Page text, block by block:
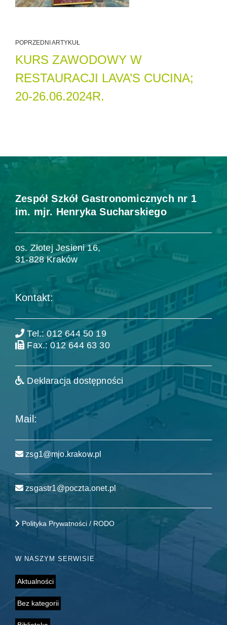
POPRZEDNI ARTYKUŁ
KURS ZAWODOWY W
RESTAURACJI LAVA’S CUCINA;
20-26.06.2024R.
Zespół Szkół Gastronomicznych nr 1
im. mjr. Henryka Sucharskiego
os. Złotej Jesieni 16,
31-828 Kraków
Kontakt:
Tel.: 012 644 50 19
Fax.: 012 644 63 30
Deklaracja dostępności
Mail:
zsg1@mjo.krakow.pl
zsgastr1@poczta.onet.pl
Polityka Prywatności / RODO
W NASZYM SERWISIE
Aktualności
Bez kategorii